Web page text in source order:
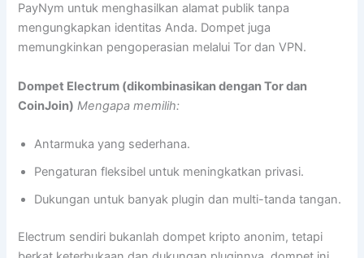
PayNym untuk menghasilkan alamat publik tanpa
mengungkapkan identitas Anda. Dompet juga
memungkinkan pengoperasian melalui Tor dan VPN.
Dompet Electrum (dikombinasikan dengan Tor dan
CoinJoin) Mengapa memilih:
Antarmuka yang sederhana.
Pengaturan fleksibel untuk meningkatkan privasi.
Dukungan untuk banyak plugin dan multi-tanda tangan.
Electrum sendiri bukanlah dompet kripto anonim, tetapi